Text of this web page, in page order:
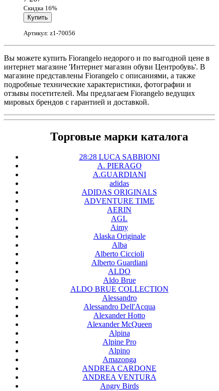
Скидка 16%
Артикул: z1-70056
Вы можете купить Fiorangelo недорого и по выгодной цене в
интернет магазине 'Интернет магазин обуви Центробувь'. В
магазине представлены Fiorangelo с описаниями, а также
подробные технические характеристики, фотографии и
отзывы посетителей. Мы предлагаем Fiorangelo ведущих
мировых брендов с гарантией и доставкой.
Торговые марки каталога
28:28 LUCA SABBIONI
A. PIERAGO
A.GUARDIANI
adidas
ADIDAS ORIGINALS
ADVENTURE TIME
AERIN
AGL
Aimy
Alaska Originale
Alba
Alberto Ciccioli
Alberto Guardiani
ALDO
Aldo Brue
ALDO BRUE COLLECTION
Alessandro
Alessandro Dell'Acqua
Alexander Hotto
Alexander McQueen
Alpina
Alpine Pro
Alpino
Amazonga
ANDREA CARDONE
ANDREA VENTURA
Angry Birds